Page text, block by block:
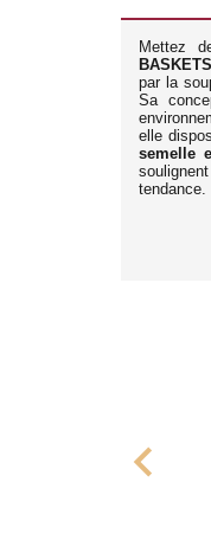
Mettez
par la
Sa
elle
semelle
tendance.
chevron_left